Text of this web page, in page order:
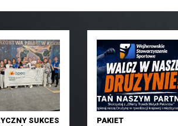
SUKCES
PAKIET